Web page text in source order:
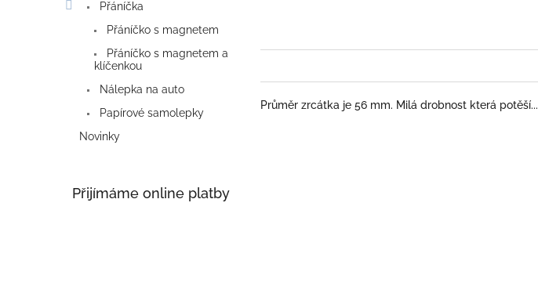
Přáníčka
Přáníčko s magnetem
Přáníčko s magnetem a
klíčenkou
Nálepka na auto
Papírové samolepky
Novinky
Přijímáme online platby
Průměr zrcátka je 56 mm. Milá drobnost která potěší...